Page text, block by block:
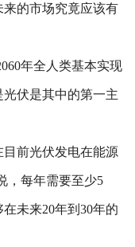
的市场究竟应该有
年全人类基本实现
伏是其中的第一主
前光伏发电在能源
，每年需要至少5
未来20年到30年的